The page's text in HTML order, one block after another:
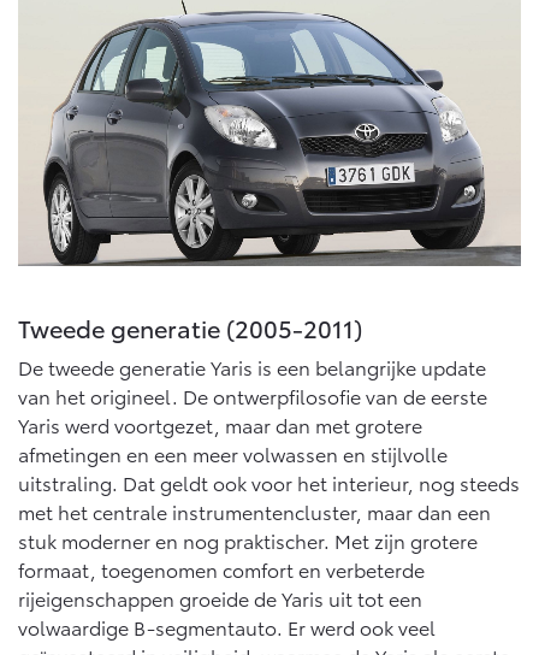
bZ4X
BATTERIJ-ELEKTRISCH
Vanaf € 39.995,-
bZ4X Touring
BATTERIJ-ELEKTRISCH
Vanaf € 48.995,-
WATERSTOF-ELEKTRISCH
Vanaf € 76.695,-
Proace City (excl. BTW)
OOK ALS BATTERIJ-
ELEKTRISCH
Vanaf € 27.945,-
Proace (excl. BTW)
OOK ALS BATTERIJ-
Proace Verso
BATTERIJ-ELEKTRISCH
Connected check
Navigatie updates
Tweede generatie (2005-2011)
De tweede generatie Yaris is een belangrijke update
van het origineel. De ontwerpfilosofie van de eerste
Yaris werd voortgezet, maar dan met grotere
afmetingen en een meer volwassen en stijlvolle
uitstraling. Dat geldt ook voor het interieur, nog steeds
met het centrale instrumentencluster, maar dan een
stuk moderner en nog praktischer. Met zijn grotere
formaat, toegenomen comfort en verbeterde
rijeigenschappen groeide de Yaris uit tot een
volwaardige B-segmentauto. Er werd ook veel